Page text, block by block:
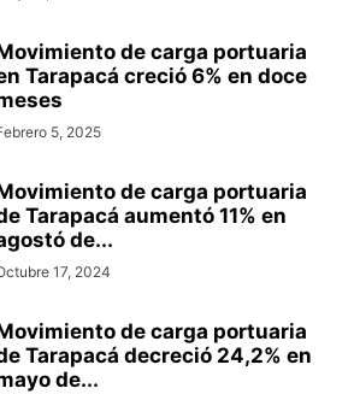
de carga portuaria
Tarapacá creció 6% en doce
5, 2025
de carga portuaria
Tarapacá aumentó 11% en
de...
17, 2024
de carga portuaria
Tarapacá decreció 24,2% en
de...